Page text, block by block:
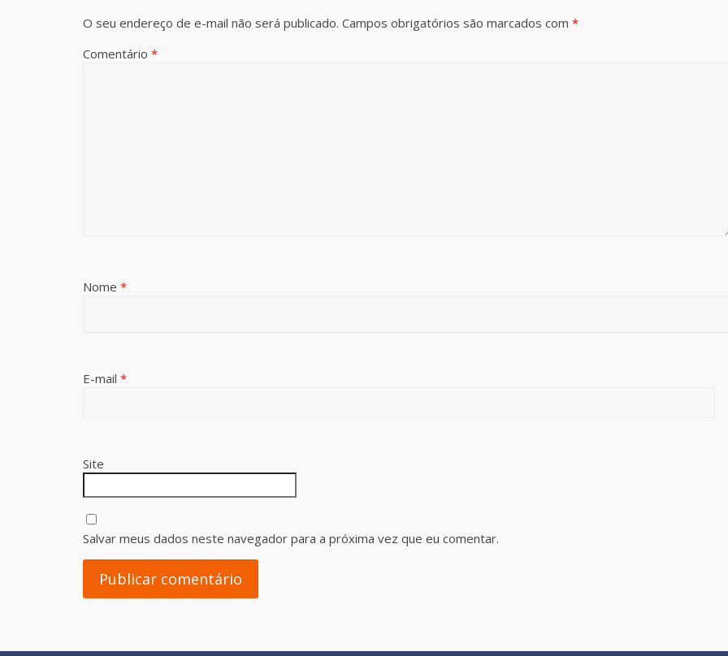
O seu endereço de e-mail não será publicado. Campos obrigatórios são marcados com *
Comentário *
Nome *
E-mail *
Site
Salvar meus dados neste navegador para a próxima vez que eu comentar.